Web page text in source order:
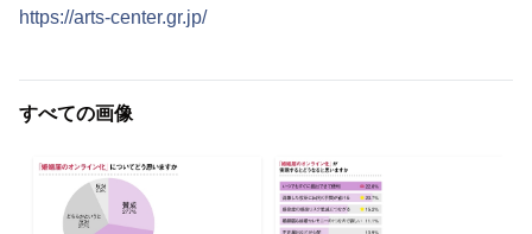
https://arts-center.gr.jp/
すべての画像